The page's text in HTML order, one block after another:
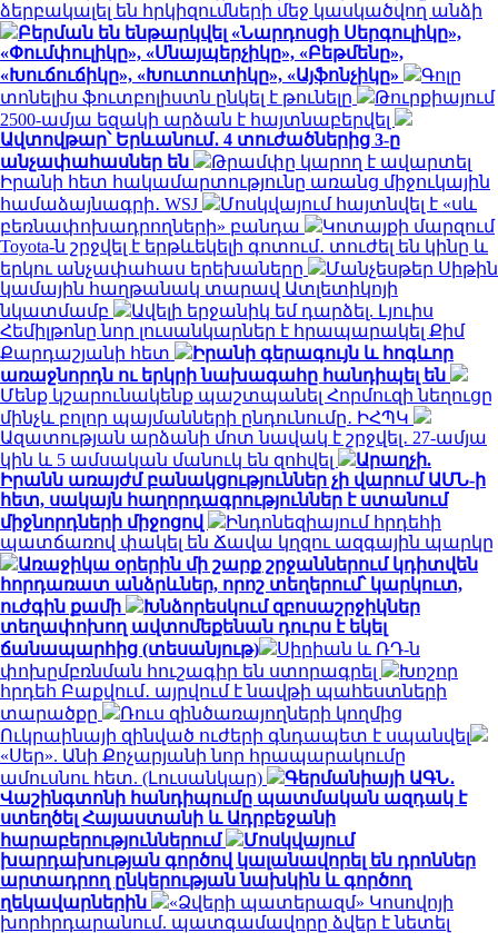
ձերբակալել են հրկիզումների մեջ կասկածվող անձի
Բերման են ենթարկվել «Նարդոսցի Սերգուլիկը»,
«Փումփուլիկը», «Սնայպերչիկը», «Բեթմենը»,
«Խուճուճիկը», «Խուտուտիկը», «Այֆոնչիկը»
Գոլը
տոնելիս ֆուտբոլիստն ընկել է թունելը
Թուրքիայում
2500-ամյա եզակի արձան է հայտնաբերվել
Ավտովթար՝ Երևանում․ 4 տուժածներից 3-ը
անչափահասներ են
Թրամփը կարող է ավարտել
Իրանի հետ հակամարտությունը առանց միջուկային
համաձայնագրի․ WSJ
Մոսկվայում հայտնվել է «սև
բեռնափոխադրողների» բանդա
Կոտայքի մարզում
Toyota-ն շրջվել է երթևեկելի գոտում․ տուժել են կինը և
երկու անչափահաս երեխաները
Մանչեսթեր Սիթին
կամային հաղթանակ տարավ Ատլետիկոյի
նկատմամբ
Ավելի երջանիկ եմ դարձել. Լյուիս
Հեմիլթոնը նոր լուսանկարներ է հրապարակել Քիմ
Քարդաշյանի հետ
Իրանի գերագույն և հոգևոր
առաջնորդն ու երկրի նախագահը հանդիպել են
Մենք կշարունակենք պաշտպանել Հորմուզի նեղուցը
մինչև բոլոր պայմանների ընդունումը․ ԻՀՊԿ
Ազատության արձանի մոտ նավակ է շրջվել․ 27-ամյա
կին և 5 ամսական մանուկ են զոհվել
Արաղչի.
Իրանն առայժմ բանակցություններ չի վարում ԱՄՆ-ի
հետ, սակայն հաղորդագրություններ է ստանում
միջնորդների միջոցով
Ինդոնեզիայում հրդեհի
պատճառով փակել են Ճավա կղզու ազգային պարկը
Առաջիկա օրերին մի շարք շրջաններում կդիտվեն
հորդառատ անձրևներ, որոշ տեղերում՝ կարկուտ,
ուժգին քամի
Խնձորեսկում զբոսաշրջիկներ
տեղափոխող ավտոմեքենան դուրս է եկել
ճանապարհից (տեսանյութ)
Սիրիան և ՌԴ-ն
փոխըմբռնման հուշագիր են ստորագրել
Խոշոր
հրդեհ Բաքվում․ այրվում է նավթի պահեստների
տարածքը
Ռուս զինծառայողների կողմից
Ուկրաինայի զինված ուժերի գնդապետ է սպանվել
«Սեր». Անի Քոչարյանի նոր հրապարակումը
ամուսնու հետ. (Լուսանկար)
Գերմանիայի ԱԳՆ․
Վաշինգտոնի հանդիպումը պատմական ազդակ է
ստեղծել Հայաստանի և Ադրբեջանի
հարաբերություններում
Մոսկվայում
խարդախության գործով կալանավորել են դրոններ
արտադրող ընկերության նախկին և գործող
ղեկավարներին
«Ձվերի պատերազմ» Կոսովոյի
խորհրդարանում. պատգամավորը ձվեր է նետել